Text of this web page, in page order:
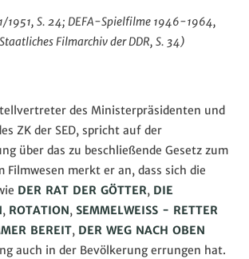
1951, S. 24; DEFA-Spielfilme 1946-1964,
Filmarchiv der DDR, S. 34)
des Ministerpräsidenten und
ZK der SED, spricht auf der
über das zu beschließende Gesetz zum
Filmwesen merkt er an, dass sich die
DER RAT DER GÖTTER, DIE
, ROTATION, SEMMELWEISS - RETTER
BEREIT, DER WEG NACH OBEN
auch in der Bevölkerung errungen hat.